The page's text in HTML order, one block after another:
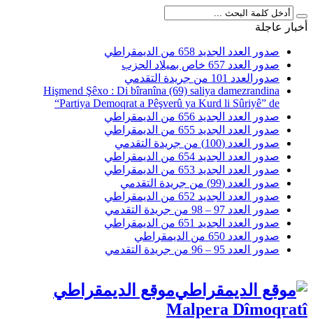
أخبار عاجلة
صدور العدد الجديد 658 من الديمقراطي
صدور العدد 657 خاص بميلاد الحزب
صدورالعدد 101 من جريدة التقدمي
Hişmend Şêxo : Di bîranîna (69) saliya damezrandina
“Partiya Demoqrat a Pêşverû ya Kurd li Sûriyê” de
صدور العدد الجديد 656 من الديمقراطي
صدور العدد الجديد 655 من الديمقراطي
صدور العدد (100) من جريدة التقدمي
صدور العدد الجديد 654 من الديمقراطي
صدور العدد الجديد 653 من الديمقراطي
صدور العدد (99) من جريدة التقدمي
صدور العدد الجديد 652 من الديمقراطي
صدور العدد 97 – 98 من جريدة التقدمي
صدور العدد الجديد 651 من الديمقراطي
صدور العدد 650 من الديمقراطي
صدور العدد 95 – 96 من جريدة التقدمي
موقع الديمقراطي
Malpera Dîmoqratî